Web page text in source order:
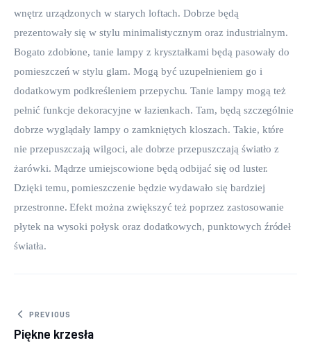
wnętrz urządzonych w starych loftach. Dobrze będą
prezentowały się w stylu minimalistycznym oraz industrialnym.
Bogato zdobione, tanie lampy z kryształkami będą pasowały do
pomieszczeń w stylu glam. Mogą być uzupełnieniem go i
dodatkowym podkreśleniem przepychu. Tanie lampy mogą też
pełnić funkcje dekoracyjne w łazienkach. Tam, będą szczególnie
dobrze wyglądały lampy o zamkniętych kloszach. Takie, które
nie przepuszczają wilgoci, ale dobrze przepuszczają światło z
żarówki. Mądrze umiejscowione będą odbijać się od luster.
Dzięki temu, pomieszczenie będzie wydawało się bardziej
przestronne. Efekt można zwiększyć też poprzez zastosowanie
płytek na wysoki połysk oraz dodatkowych, punktowych źródeł
światła.
Nawigacja wpisu
PREVIOUS
Piękne krzesła